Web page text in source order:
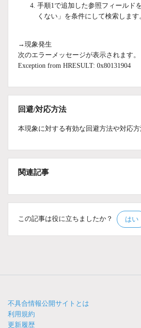
手順1で追加した参照フィールド
くない」を条件にして検索します
→現象発生
次のエラーメッセージが表示されます。
Exception from HRESULT: 0x80131904
回避/対応方法
本現象に対する有効な回避方法や対応方
関連記事
この記事は役に立ちましたか？ はい
不具合情報公開サイトとは
利用規約
更新履歴